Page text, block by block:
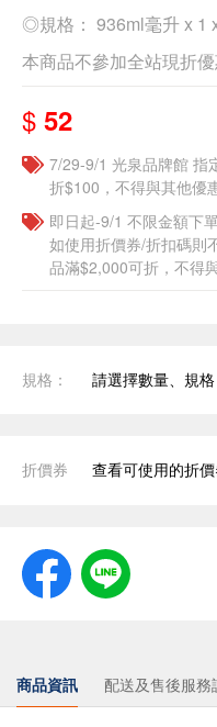
◎規格： 936ml毫升 x 1
本商品不參加全站現折
$ 52
7/29-9/1 光泉品牌館 指
折$100，不得與其他優
即日起-9/1 不限金額下
如使用折價券/折扣碼則
品滿$2,000可折，不得
規格： 請選擇數量、規格
折價券 查看可使用的折
商品資訊 配送及售後服務